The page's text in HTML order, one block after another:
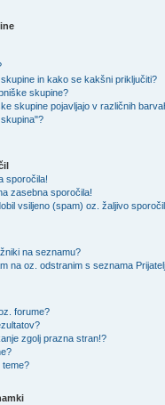
in kako se kakšni priključiti?
skupine?
skupine pojavljajo v različnih
sporočila!
zasebna sporočila!
vsiljeno (spam) oz. žaljivo
na seznamu?
na oz. odstranim s seznama
forume?
zgolj prazna stran!?
teme?